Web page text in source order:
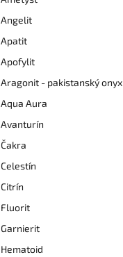
Angelit
Apatit
Apofylit
Aragonit - pakistanský onyx
Aqua Aura
Avanturín
Čakra
Celestín
Citrín
Fluorit
Garnierit
Hematoid